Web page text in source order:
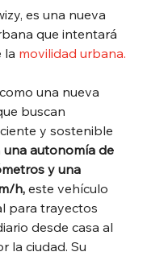
es una nueva
que intentará
la movilidad urbana.
una nueva
buscan
y sostenible
una autonomía de
y una
h, este vehículo
para trayectos
desde casa al
la ciudad. Su